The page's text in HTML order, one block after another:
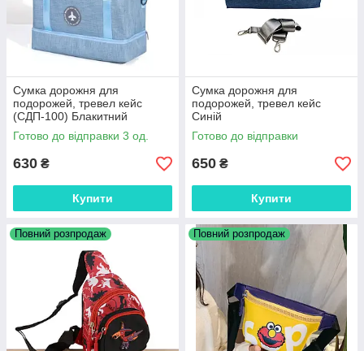
Сумка дорожня для
подорожей, тревел кейс
(СДП-100) Блакитний
Готово до відправки 3 од.
630 ₴
Купити
Сумка дорожня для
подорожей, тревел кейс
Синій
Готово до відправки
650 ₴
Купити
Повний розпродаж Повний розпродаж